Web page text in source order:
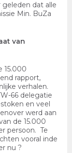
geleden dat alle
Min. BuZa
van
15.000
rapport,
verhalen.
66 delegatie
en veel
werd aan
de 15.000
persoon. Te
vooral inde
nu ?